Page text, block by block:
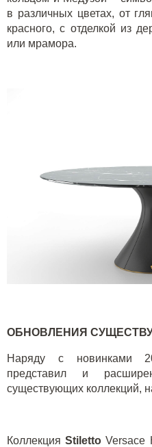
в различных цветах, от
красного, с отделкой из
или мрамора.
ОБНОВЛЕНИЯ
Наряду с новинками
представил и
существующих коллекций,
КоллекцияStiletto Versace